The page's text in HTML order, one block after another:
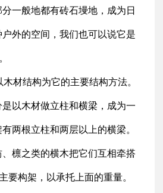
一般地都有砖石墁地，成为日
外的空间，我们也可以说它是
材结构为它的主要结构方法。
以木材做立柱和横梁，成为一
两根立柱和两层以上的横梁。
檩之类的横木把它们互相牵搭
要构架，以承托上面的重量。